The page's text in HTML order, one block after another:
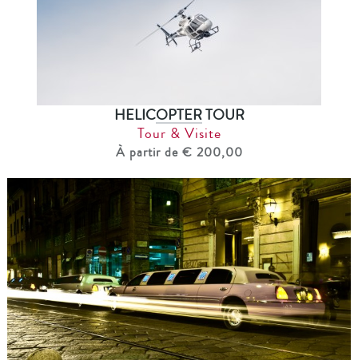
HELICOPTER TOUR
Tour & Visite
À partir de € 200,00